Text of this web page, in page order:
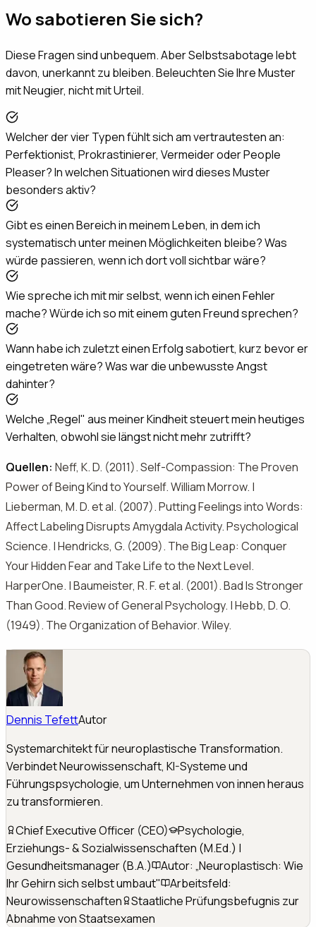
Wo sabotieren Sie sich?
Diese Fragen sind unbequem. Aber Selbstsabotage lebt
davon, unerkannt zu bleiben. Beleuchten Sie Ihre Muster
mit Neugier, nicht mit Urteil.
Welcher der vier Typen fühlt sich am vertrautesten an:
Perfektionist, Prokrastinierer, Vermeider oder People
Pleaser? In welchen Situationen wird dieses Muster
besonders aktiv?
Gibt es einen Bereich in meinem Leben, in dem ich
systematisch unter meinen Möglichkeiten bleibe? Was
würde passieren, wenn ich dort voll sichtbar wäre?
Wie spreche ich mit mir selbst, wenn ich einen Fehler
mache? Würde ich so mit einem guten Freund sprechen?
Wann habe ich zuletzt einen Erfolg sabotiert, kurz bevor er
eingetreten wäre? Was war die unbewusste Angst
dahinter?
Welche „Regel" aus meiner Kindheit steuert mein heutiges
Verhalten, obwohl sie längst nicht mehr zutrifft?
Quellen: Neff, K. D. (2011). Self-Compassion: The Proven
Power of Being Kind to Yourself. William Morrow. |
Lieberman, M. D. et al. (2007). Putting Feelings into Words:
Affect Labeling Disrupts Amygdala Activity. Psychological
Science. | Hendricks, G. (2009). The Big Leap: Conquer
Your Hidden Fear and Take Life to the Next Level.
HarperOne. | Baumeister, R. F. et al. (2001). Bad Is Stronger
Than Good. Review of General Psychology. | Hebb, D. O.
(1949). The Organization of Behavior. Wiley.
Dennis TefettAutor
Systemarchitekt für neuroplastische Transformation.
Verbindet Neurowissenschaft, KI-Systeme und
Führungspsychologie, um Unternehmen von innen heraus
zu transformieren.
Chief Executive Officer (CEO)
Psychologie,
Erziehungs- & Sozialwissenschaften (M.Ed.) |
Gesundheitsmanager (B.A.)
Autor: „Neuroplastisch: Wie
Ihr Gehirn sich selbst umbaut"
Arbeitsfeld:
Neurowissenschaften
Staatliche Prüfungsbefugnis zur
Abnahme von Staatsexamen